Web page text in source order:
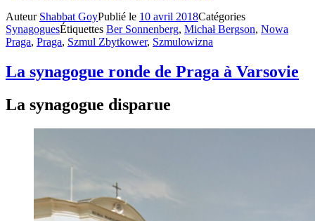
Auteur Shabbat GoyPublié le 10 avril 2018Catégories
SynagoguesÉtiquettes Ber Sonnenberg, Michał Bergson, Nowa
Praga, Praga, Szmul Zbytkower, Szmulowizna
La synagogue ronde de Praga à Varsovie
La synagogue disparue